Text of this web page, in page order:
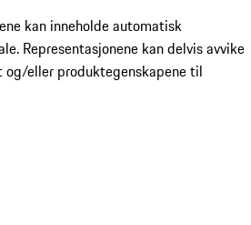
kan inneholde automatisk
Representasjonene kan delvis avvike
eller produktegenskapene til